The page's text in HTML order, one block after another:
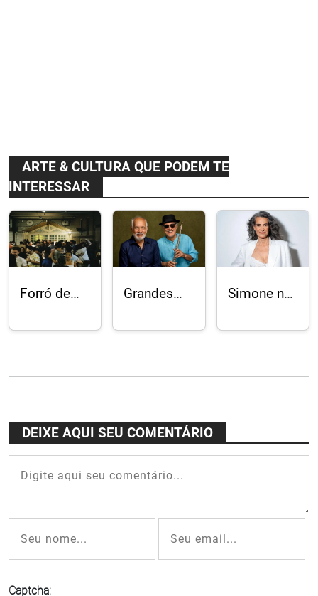
ARTE & CULTURA QUE PODEM TE
INTERESSAR
Forró de
descalço
criação"
Grandes
música
no Festival
Acaso
Cultural
Simone no
DEIXE AQUI SEU COMENTÁRIO
Captcha: